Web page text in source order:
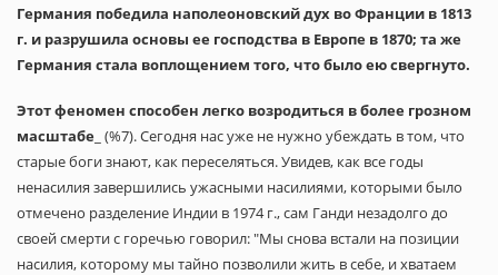
Германия победила наполеоновский дух во Франции в 1813
г. и разрушила основы ее господства в Европе в 1870; та же
Германия стала воплощением того, что было ею свергнуто.
Этот феномен способен легко возродиться в более грозном
масштабе _ (%7). Сегодня нас уже не нужно убеждать в том, что
старые боги знают, как переселяться. Увидев, как все годы
ненасилия завершились ужасными насилиями, которыми было
отмечено разделение Индии в 1974 г., сам Ганди незадолго до
своей смерти с горечью говорил: "Мы снова встали на позиции
насилия, которому мы тайно позволили жить в себе, и хватаем